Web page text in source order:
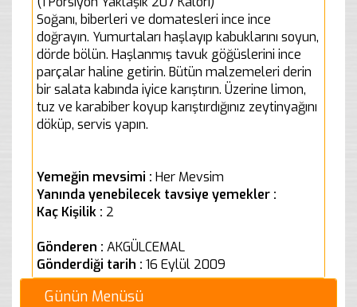
Soğanı, biberleri ve domatesleri ince ince
doğrayın. Yumurtaları haşlayıp kabuklarını soyun,
dörde bölün. Haşlanmış tavuk göğüslerini ince
parçalar haline getirin. Bütün malzemeleri derin
bir salata kabında iyice karıştırın. Üzerine limon,
tuz ve karabiber koyup karıştırdığınız zeytinyağını
döküp, servis yapın.
Yemeğin mevsimi : Her Mevsim
Yanında yenebilecek tavsiye yemekler :
Kaç Kişilik : 2
Gönderen : AKGÜLCEMAL
Gönderdiği tarih : 16 Eylül 2009
Günün Menüsü